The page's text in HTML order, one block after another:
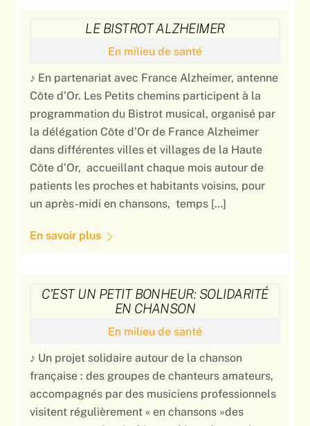
LE BISTROT ALZHEIMER
En milieu de santé
♪ En partenariat avec France Alzheimer, antenne
Côte d’Or. Les Petits chemins participent à la
programmation du Bistrot musical, organisé par
la délégation Côte d’Or de France Alzheimer
dans différentes villes et villages de la Haute
Côte d’Or, accueillant chaque mois autour de
patients les proches et habitants voisins, pour
un après-midi en chansons, temps […]
En savoir plus
C’EST UN PETIT BONHEUR: SOLIDARITÉ
EN CHANSON
En milieu de santé
♪ Un projet solidaire autour de la chanson
française : des groupes de chanteurs amateurs,
accompagnés par des musiciens professionnels
visitent régulièrement « en chansons »des